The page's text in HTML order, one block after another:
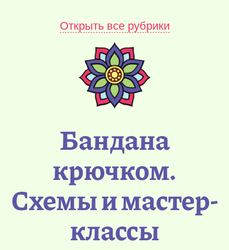
Открыть все рубрики
Бандана
крючком.
Схемы и мастер-
классы